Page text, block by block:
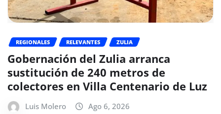
REGIONALES RELEVANTES ZULIA
Gobernación del Zulia arranca
sustitución de 240 metros de
colectores en Villa Centenario de Luz
Luis Molero Ago 6, 2026